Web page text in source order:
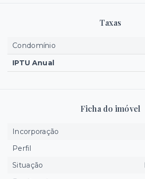
Taxas
Condomínio
IPTU Anual
Ficha do imóvel
Incorporação
Perfil
Situação